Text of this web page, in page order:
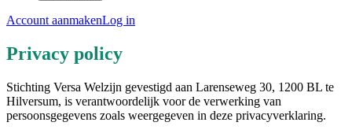
Account aanmakenLog in
Privacy policy
Stichting Versa Welzijn gevestigd aan Larenseweg 30, 1200 BL te
Hilversum, is verantwoordelijk voor de verwerking van
persoonsgegevens zoals weergegeven in deze privacyverklaring.